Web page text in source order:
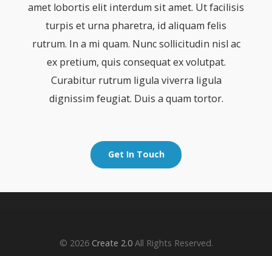
amet lobortis elit interdum sit amet. Ut facilisis
turpis et urna pharetra, id aliquam felis
rutrum. In a mi quam. Nunc sollicitudin nisl ac
ex pretium, quis consequat ex volutpat.
Curabitur rutrum ligula viverra ligula
dignissim feugiat. Duis a quam tortor.
Get In Touch
© 2026 Create 2.0All Rights Reserved.